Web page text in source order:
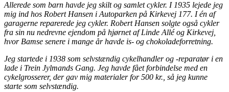
Allerede som barn havde jeg skilt og samlet cykler. I 1935 lejede jeg
mig ind hos Robert Hansen i Autoparken på Kirkevej 177. I én af
garagerne reparerede jeg cykler. Robert Hansen solgte også cykler
fra sin nu nedrevne ejendom på hjørnet af Linde Allé og Kirkevej,
hvor Bamse senere i mange år havde is- og chokoladeforretning.
Jeg startede i 1938 som selvstændig cykelhandler og -reparatør i en
lade i Trein Jylmands Gang. Jeg havde fået forbindelse med en
cykelgrosserer, der gav mig materialer for 500 kr., så jeg kunne
starte som selvstændig.